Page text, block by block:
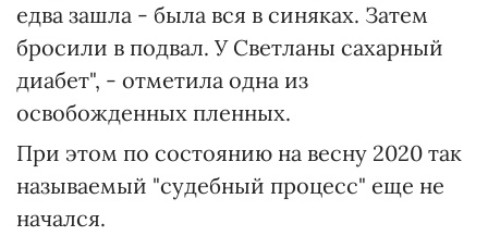
едва зашла - была вся в синяках. Затем
бросили в подвал. У Светланы сахарный
диабет", - отметила одна из
освобожденных пленных.
При этом по состоянию на весну 2020 так
называемый "судебный процесс" еще не
начался.